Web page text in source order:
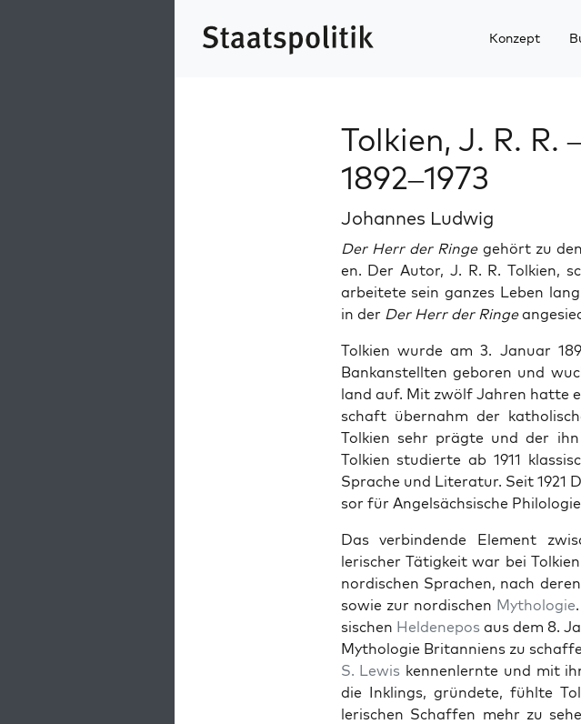
Konzept
Tolkien, J. R.
1892–1973
Johannes Ludwig
Der Herr der Ringegehört zu
en. Der Autor, J. R. R. Tolkien,
arbeit­ete sein ganzes Leben
in der Der Herr der Ringe
Tolkien wurde am 3. Jan­u­ar
Bankanstell­ten geboren und
land auf. Mit zwölf Jahren hat­te
schaft über­nahm der
Tolkien sehr prägte und der
Tolkien studierte ab 1911
Sprache und Lit­er­atur. Seit 1921
sor für Angel­säch­sis­che
Das verbindende Ele­ment
lerisch­er Tätigkeit war bei
nordis­chen Sprachen, nach
sowie zur nordis­chen Mytholo­gie
sis­chen Heldenepos aus dem 8.
Mytholo­gie Bri­tan­niens zu
S. Lewis ken­nen­lernte und mit
die Inklings, grün­dete, fühlte
lerischen Schaf­fen mehr zu